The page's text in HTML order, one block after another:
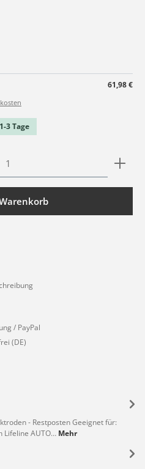
61,98 €
3 Tage
gewünschten Wert ein
/ PayPal
(DE)
- Restposten Geeignet für:
Lifeline AUTO… Mehr